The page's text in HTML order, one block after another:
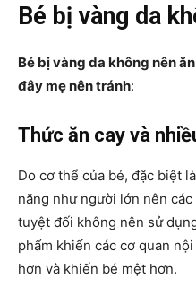
Bé bị vàng da
Bé bị vàng da không nên
đây mẹ nên tránh:
Thức ăn cay và
Do cơ thể của bé, đặc biệt
năng như người lớn nên
tuyệt đối không nên sử
phẩm khiến các cơ quan
hơn và khiến bé mệt hơn.